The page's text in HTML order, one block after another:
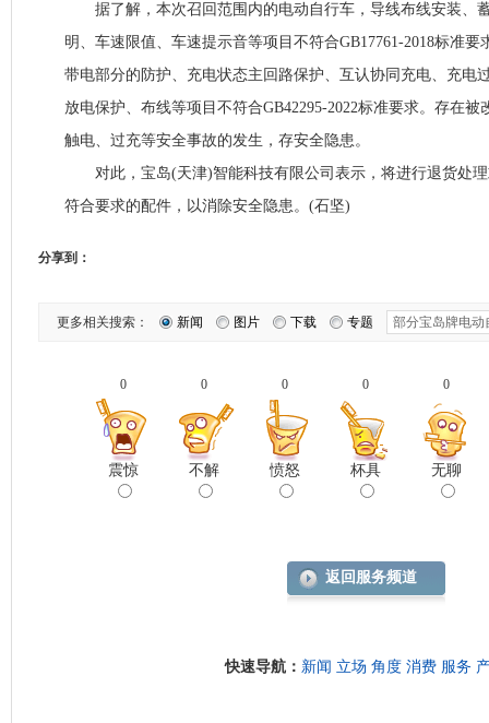
据了解，本次召回范围内的电动自行车，导线布线安装、
明、车速限值、车速提示音等项目不符合GB17761-2018标准
带电部分的防护、充电状态主回路保护、互认协同充电、充电
放电保护、布线等项目不符合GB42295-2022标准要求。存在
触电、过充等安全事故的发生，存安全隐患。
对此，宝岛(天津)智能科技有限公司表示，将进行退货处理
符合要求的配件，以消除安全隐患。(石坚)
分享到：
更多相关搜索： 新闻 图片 下载 专题
0
震惊
0
不解
0
愤怒
0
杯具
0
无聊
返回服务频道
快速导航： 新闻 立场 角度 消费 服务